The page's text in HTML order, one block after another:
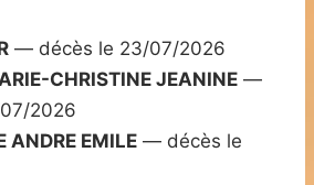
— décès le 23/07/2026
CHRISTINE JEANINE —
2026
ANDRE EMILE — décès le